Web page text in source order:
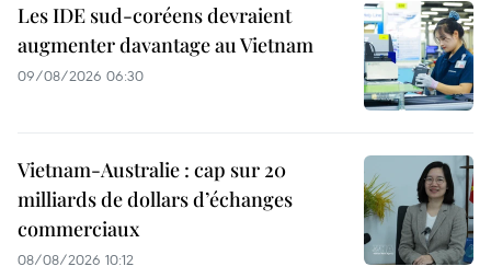
Les IDE sud-coréens devraient
augmenter davantage au Vietnam
09/08/2026 06:30
Vietnam-Australie : cap sur 20
milliards de dollars d’échanges
commerciaux
08/08/2026 10:12